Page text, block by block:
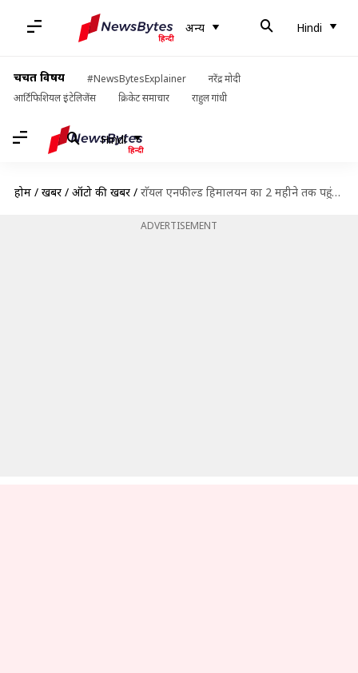
अन्य Hindi
चर्चित विषय #NewsBytesExplainer
नरेंद्र मोदी
आर्टिफिशियल इंटेलिजेंस
क्रिकेट समाचार राहुल गांधी
Hindi
होम / खबरें / ऑटो की खबरें / राॅयल एनफील्ड हिमालयन का 2 महीने तक पहुंचा वेटिंग पीरियड, आपके शहर में कितना?
ADVERTISEMENT